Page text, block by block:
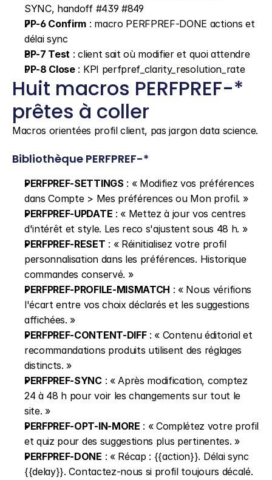
SYNC, handoff #439 #849
PP-6 Confirm : macro PERFPREF-DONE actions et
délai sync
PP-7 Test : client sait où modifier et quoi attendre
PP-8 Close : KPI perfpref_clarity_resolution_rate
Huit macros PERFPREF-*
prêtes à coller
Macros orientées profil client, pas jargon data science.
Bibliothèque PERFPREF-*
PERFPREF-SETTINGS : « Modifiez vos préférences
dans Compte > Mes préférences ou Mon profil. »
PERFPREF-UPDATE : « Mettez à jour vos centres
d'intérêt et style. Les reco s'ajustent sous 48 h. »
PERFPREF-RESET : « Réinitialisez votre profil
personnalisation dans les préférences. Historique
commandes conservé. »
PERFPREF-PROFILE-MISMATCH : « Nous vérifions
l'écart entre vos choix déclarés et les suggestions
affichées. »
PERFPREF-CONTENT-DIFF : « Contenu éditorial et
recommandations produits utilisent des réglages
distincts. »
PERFPREF-SYNC : « Après modification, comptez
24 à 48 h pour voir les changements sur tout le
site. »
PERFPREF-OPT-IN-MORE : « Complétez votre profil
et quiz pour des suggestions plus pertinentes. »
PERFPREF-DONE : « Récap : {{action}}. Délai sync
{{delay}}. Contactez-nous si profil toujours décalé.